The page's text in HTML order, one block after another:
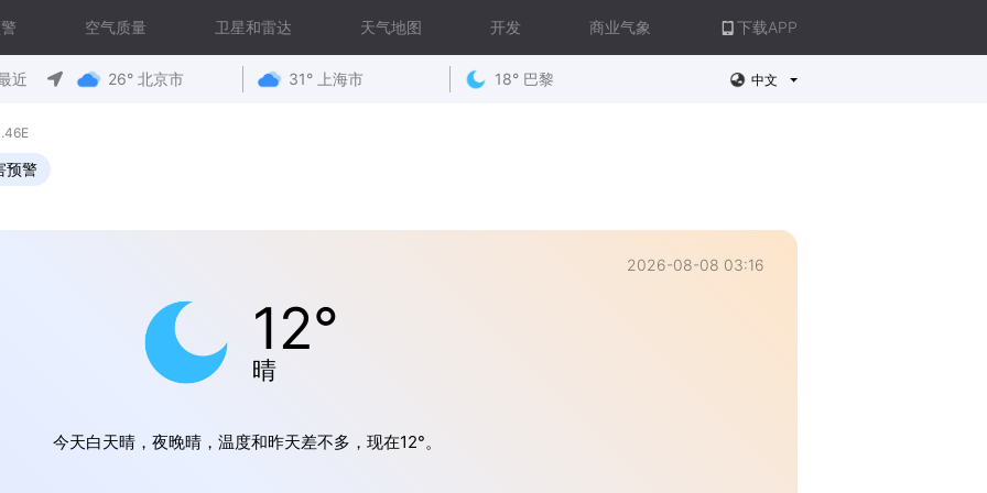
空气质量 卫星和雷达 天气地图 开发 商业气象 下载APP
近 26° 北京市 31° 上海市 18° 巴黎 中文
预警
2026-08-08 03:16
12°
晴
今天白天晴，夜晚晴，温度和昨天差不多，现在12°。